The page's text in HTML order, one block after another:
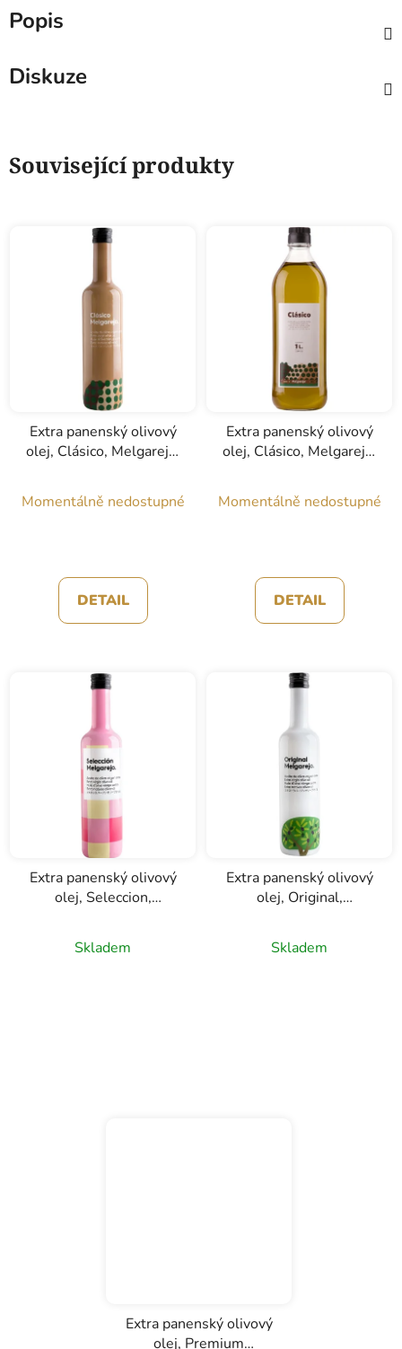
Popis
Diskuze
Související produkty
Extra panenský olivový
olej, Clásico, Melgarejo,
Momentálně nedostupné
DETAIL
Extra panenský olivový
olej, Clásico, Melgarejo,
Momentálně nedostupné
DETAIL
Extra panenský olivový
olej, Seleccion,
Skladem
Extra panenský olivový
olej, Original,
Skladem
Extra panenský olivový
olej, Premium